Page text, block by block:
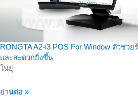
RONGTA A2-i3 POS For Window ตัวช่ว
และสะดวกยิ่งขึ้น
ในยุ
อ่านต่อ »